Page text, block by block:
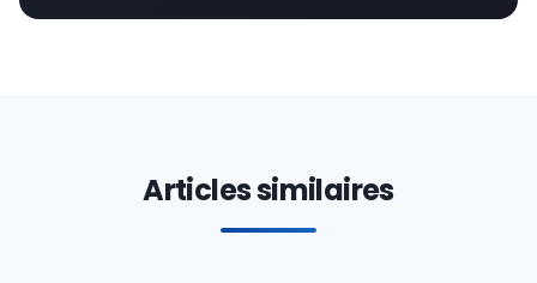
Articles similaires